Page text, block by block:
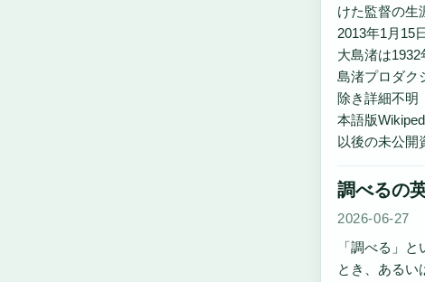
けた監督の生
2013年1月15
大島渚は
島渚プロダク
除き詳細不明
本語版
以後の未公
調べるの
2026-06-27
「調べる」
とき、あるい